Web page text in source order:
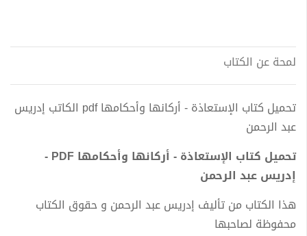
لمحة عن الكتاب
تحميل كتاب الإستعاذة - أركانها وأحكامها pdf الكاتب إدريس
عبد الرحمن
تحميل كتاب الإستعاذة - أركانها وأحكامها PDF -
إدريس عبد الرحمن
هذا الكتاب من تأليف إدريس عبد الرحمن و حقوق الكتاب
محفوظة لصاحبها